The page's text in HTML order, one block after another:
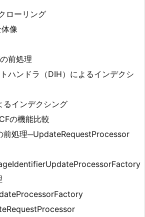
ローリング
像
前処理
ハンドラ（DIH）によるインデクシ
るインデクシング
の機能比較
前処理─UpdateRequestProcessor